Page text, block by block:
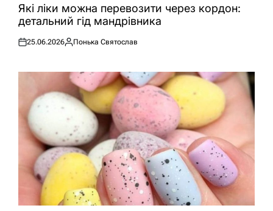
У
Які ліки можна перевозити через кордон:
детальний гід мандрівника
Оприлюднено
25.06.2026
Опубліковано
Понька Святослав